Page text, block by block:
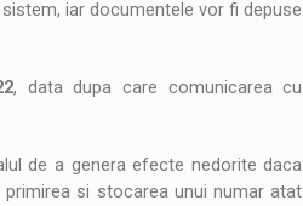
iar documentele vor fi depuse
, data dupa care comunicarea cu
de a genera efecte nedorite daca
si stocarea unui numar atat